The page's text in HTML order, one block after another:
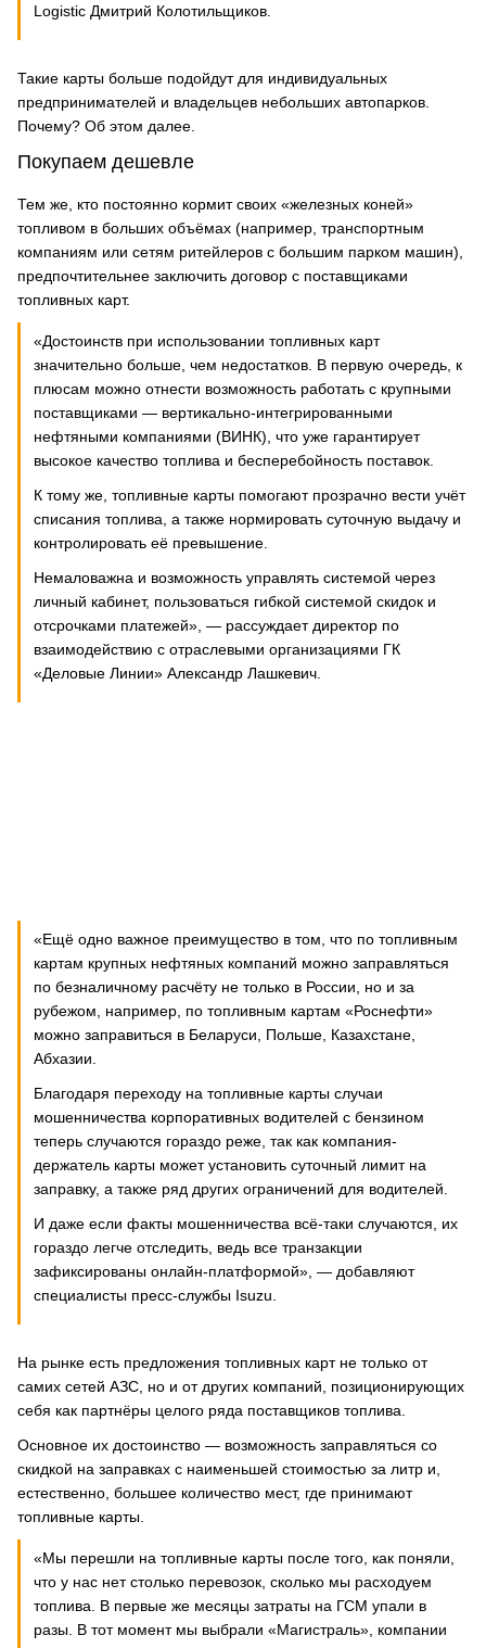
Logistic Дмитрий Колотильщиков.
Такие карты больше подойдут для индивидуальных
предпринимателей и владельцев небольших автопарков.
Почему? Об этом далее.
Покупаем дешевле
Тем же, кто постоянно кормит своих «железных коней»
топливом в больших объёмах (например, транспортным
компаниям или сетям ритейлеров с большим парком машин),
предпочтительнее заключить договор с поставщиками
топливных карт.
«Достоинств при использовании топливных карт
значительно больше, чем недостатков. В первую очередь, к
плюсам можно отнести возможность работать с крупными
поставщиками — вертикально-интегрированными
нефтяными компаниями (ВИНК), что уже гарантирует
высокое качество топлива и бесперебойность поставок.
К тому же, топливные карты помогают прозрачно вести учёт
списания топлива, а также нормировать суточную выдачу и
контролировать её превышение.
Немаловажна и возможность управлять системой через
личный кабинет, пользоваться гибкой системой скидок и
отсрочками платежей», — рассуждает директор по
взаимодействию с отраслевыми организациями ГК
«Деловые Линии» Александр Лашкевич.
«Ещё одно важное преимущество в том, что по топливным
картам крупных нефтяных компаний можно заправляться
по безналичному расчёту не только в России, но и за
рубежом, например, по топливным картам «Роснефти»
можно заправиться в Беларуси, Польше, Казахстане,
Абхазии.
Благодаря переходу на топливные карты случаи
мошенничества корпоративных водителей с бензином
теперь случаются гораздо реже, так как компания-
держатель карты может установить суточный лимит на
заправку, а также ряд других ограничений для водителей.
И даже если факты мошенничества всё-таки случаются, их
гораздо легче отследить, ведь все транзакции
зафиксированы онлайн-платформой», — добавляют
специалисты пресс-службы Isuzu.
На рынке есть предложения топливных карт не только от
самих сетей АЗС, но и от других компаний, позиционирующих
себя как партнёры целого ряда поставщиков топлива.
Основное их достоинство — возможность заправляться со
скидкой на заправках с наименьшей стоимостью за литр и,
естественно, большее количество мест, где принимают
топливные карты.
«Мы перешли на топливные карты после того, как поняли,
что у нас нет столько перевозок, сколько мы расходуем
топлива. В первые же месяцы затраты на ГСМ упали в
разы. В тот момент мы выбрали «Магистраль», компании